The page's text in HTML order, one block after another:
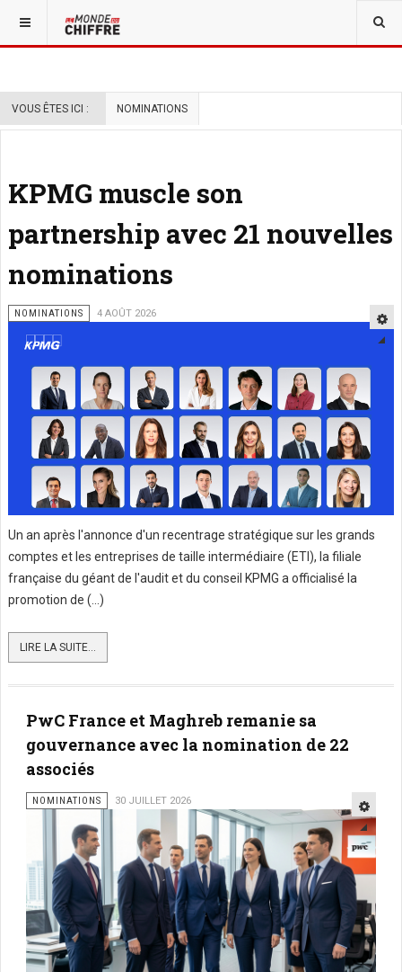
VOUS ÊTES ICI : NOMINATIONS
KPMG muscle son
partnership avec 21 nouvelles
nominations
NOMINATIONS 4 AOÛT 2026
Un an après l'annonce d'un recentrage stratégique sur les grands
comptes et les entreprises de taille intermédiaire (ETI), la filiale
française du géant de l'audit et du conseil KPMG a officialisé la
promotion de (...)
LIRE LA SUITE...
PwC France et Maghreb remanie sa
gouvernance avec la nomination de 22
associés
NOMINATIONS 30 JUILLET 2026